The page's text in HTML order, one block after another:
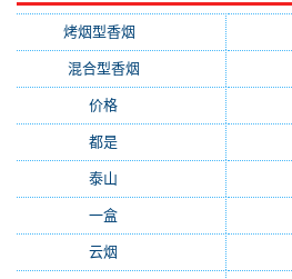
烤烟型香烟
混合型香烟
价格
都是
泰山
一盒
云烟